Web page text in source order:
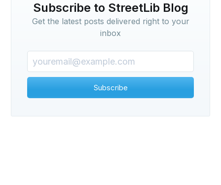
Subscribe to StreetLib Blog
Get the latest posts delivered right to your
inbox
Subscribe